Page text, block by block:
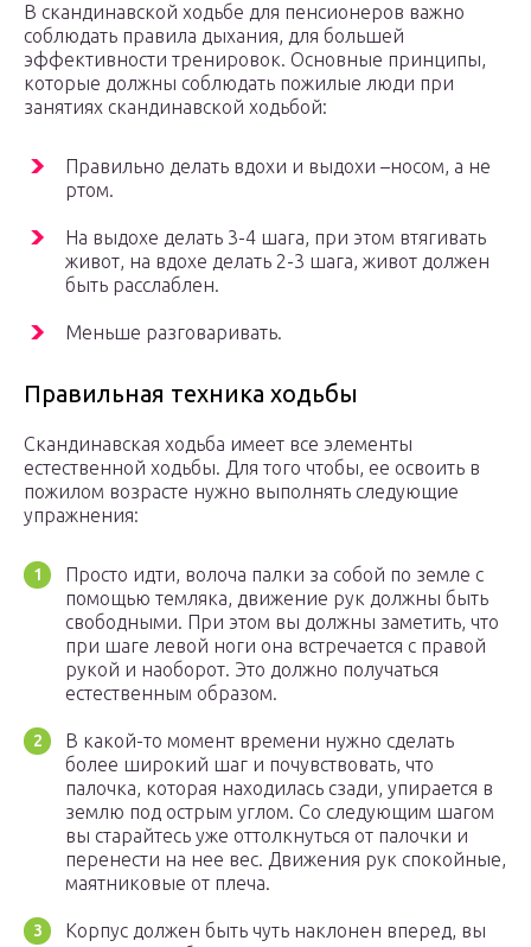
В скандинавской ходьбе для пенсионеров важно
соблюдать правила дыхания, для большей
эффективности тренировок. Основные принципы,
которые должны соблюдать пожилые люди при
занятиях скандинавской ходьбой:
Правильно делать вдохи и выдохи –носом, а не
ртом.
На выдохе делать 3-4 шага, при этом втягивать
живот, на вдохе делать 2-3 шага, живот должен
быть расслаблен.
Меньше разговаривать.
Правильная техника ходьбы
Скандинавская ходьба имеет все элементы
естественной ходьбы. Для того чтобы, ее освоить в
пожилом возрасте нужно выполнять следующие
упражнения:
Просто идти, волоча палки за собой по земле с
помощью темляка, движение рук должны быть
свободными. При этом вы должны заметить, что
при шаге левой ноги она встречается с правой
рукой и наоборот. Это должно получаться
естественным образом.
В какой-то момент времени нужно сделать
более широкий шаг и почувствовать, что
палочка, которая находилась сзади, упирается в
землю под острым углом. Со следующим шагом
вы старайтесь уже оттолкнуться от палочки и
перенести на нее вес. Движения рук спокойные,
маятниковые от плеча.
Корпус должен быть чуть наклонен вперед, вы